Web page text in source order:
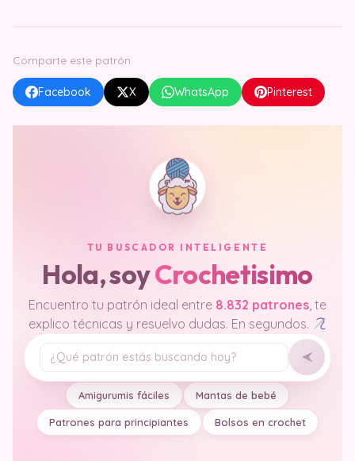
Comparte este patrón
Facebook X WhatsApp Pinterest
TU BUSCADOR INTELIGENTE
Hola, soyCrochetisimo
Encuentro tu patrón ideal entre 8.832 patrones, te
explico técnicas y resuelvo dudas. En segundos.
Tu pregunta
Amigurumis fáciles Mantas de bebé
Patrones para principiantes Bolsos en crochet